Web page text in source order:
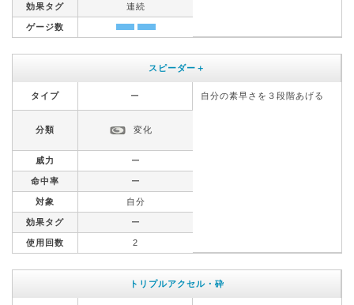
効果タグ 連続
ゲージ数
スピーダー＋
タイプ ー 自分の素早さを３段階あげる
分類 変化
威力 ー
命中率 ー
対象 自分
効果タグ ー
使用回数 2
トリプルアクセル・砕